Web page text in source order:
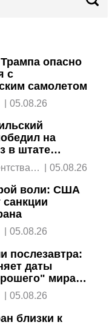
опасно
с
самолетом
| 05.08.26
на
в штате
| 05.08.26
воли: США
| 05.08.26
послезавтра:
даты
мира с
| 05.08.26
близки к